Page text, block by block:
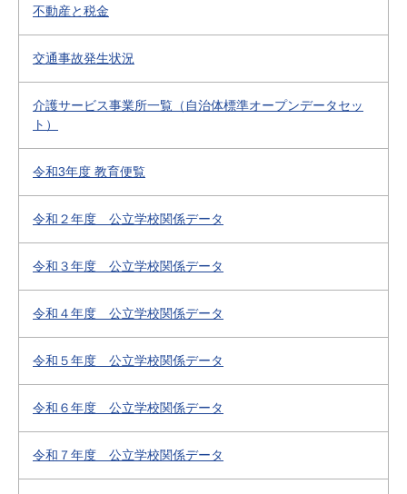
不動産と税金
交通事故発生状況
介護サービス事業所一覧（自治体標準オープンデータセッ
ト）
令和3年度 教育便覧
令和２年度 公立学校関係データ
令和３年度 公立学校関係データ
令和４年度 公立学校関係データ
令和５年度 公立学校関係データ
令和６年度 公立学校関係データ
令和７年度 公立学校関係データ